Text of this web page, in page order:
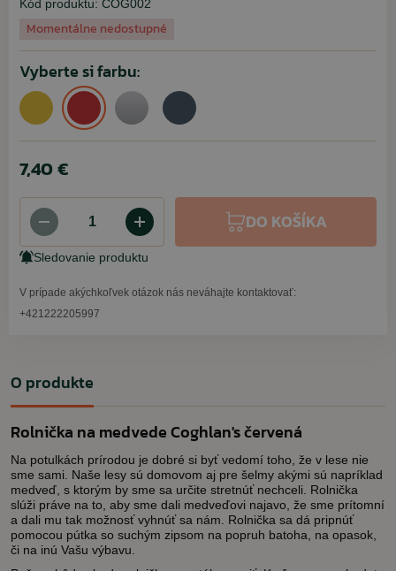
Kód produktu: COG002
Momentálne nedostupné
Vyberte si farbu:
7,40 €
DO KOŠÍKA
Sledovanie produktu
V prípade akýchkoľvek otázok nás neváhajte kontaktovať:
+421222205997
O produkte
Rolnička na medvede Coghlan's červená
Na potulkách prírodou je dobré si byť vedomí toho, že v lese nie
sme sami. Naše lesy sú domovom aj pre šelmy akými sú napríklad
medveď, s ktorým by sme sa určite stretnúť nechceli. Rolnička
slúži práve na to, aby sme dali medveďovi najavo, že sme prítomní
a dali mu tak možnosť vyhnúť sa nám. Rolnička sa dá pripnúť
pomocou pútka so suchým zipsom na popruh batoha, na opasok,
či na inú Vašu výbavu.